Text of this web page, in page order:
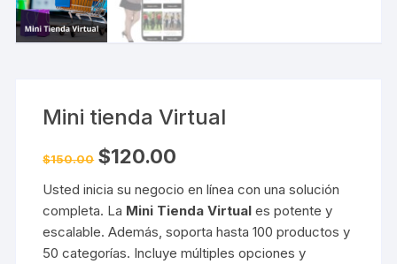
Mini tienda Virtual
$150.00 El
precio
era:
$150.00.
$120.00
es:
$120.00.
Usted inicia su negocio en línea con una solución
completa. La Mini Tienda Virtual es potente y
escalable. Además, soporta hasta 100 productos y
50 categorías. Incluye múltiples opciones y